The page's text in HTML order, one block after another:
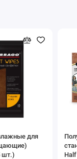
для
шт.)
Half